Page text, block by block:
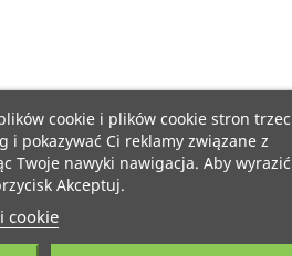
cookie i plików cookie stron
i pokazywać Ci reklamy związane z
Twoje nawyki nawigacja. Aby wyrazić
Akceptuj.
cookie